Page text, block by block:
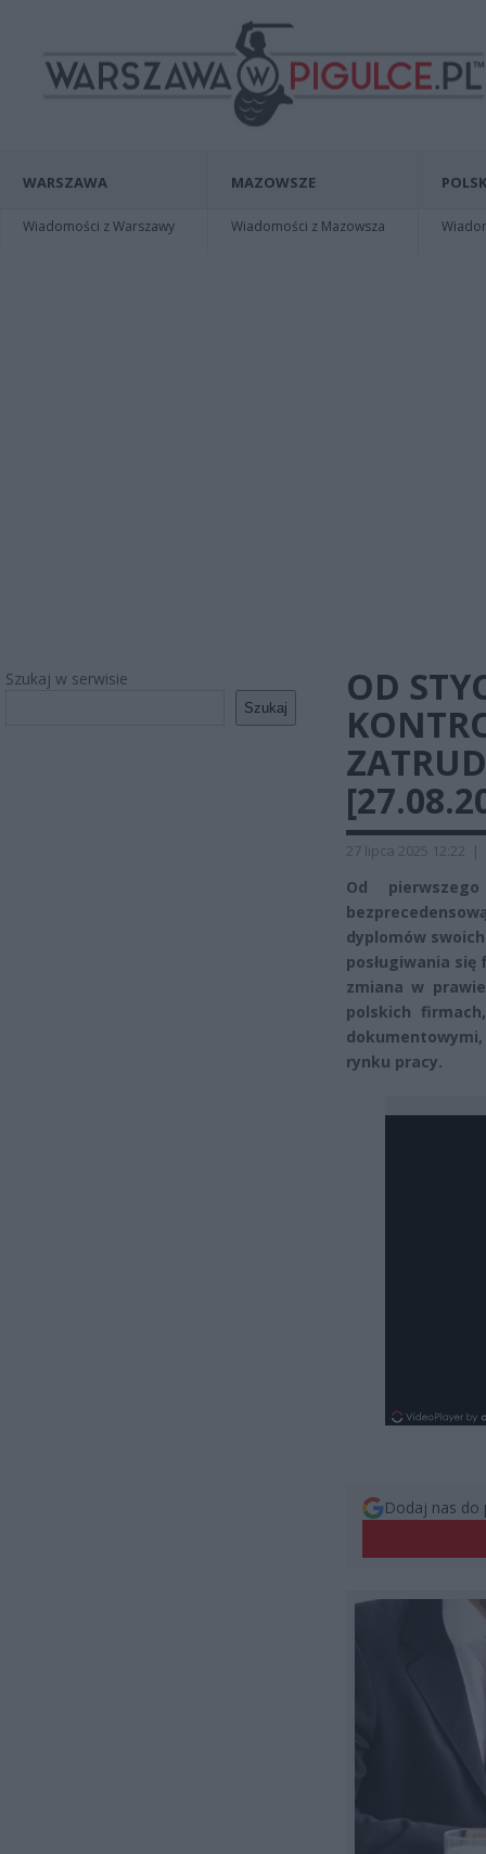
WARSZAWA
Wiadomości z Warszawy
MAZOWSZE
Wiadomości z Mazowsza
Szukaj w serwisie
Szukaj
OD
27 lipca 2025 12:22 |
Od
dyplomów
posługiwania
zmiana w
polskich
rynku pracy.
Dodaj nas do